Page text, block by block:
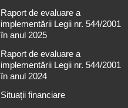
Raport de evaluare a
implementării Legii nr. 544/2001
în anul 2025
Raport de evaluare a
implementării Legii nr. 544/2001
în anul 2024
Situații financiare